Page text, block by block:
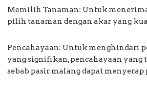
Memilih Tanaman: Untuk
pilih tanaman dengan akar yang
Pencahayaan: Untuk menghindari
yang signifikan, pencahayaan yang
sebab pasir malang dapat menyerap